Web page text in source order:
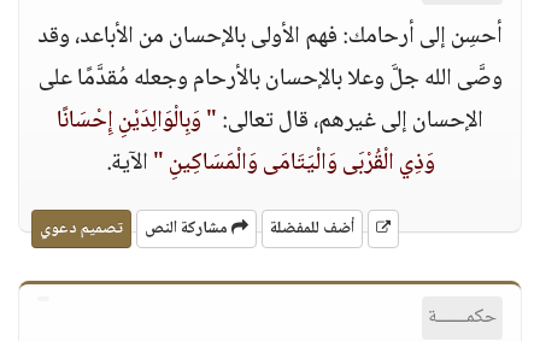
أحسِن إلى أرحامك: فهم الأولى بالإحسان من الأباعد، وقد
وصَّى الله جلَّ وعلا بالإحسان بالأرحام وجعله مُقدَّمًا على
الإحسان إلى غيرهم، قال تعالى:" وَبِالْوَالِدَيْنِ إِحْسَانًا
وَذِي الْقُرْبَى وَالْيَتَامَى وَالْمَسَاكِينِ "الآية.
أضف للمفضلة مشاركة النص تصميم دعوي
حكمــــــة